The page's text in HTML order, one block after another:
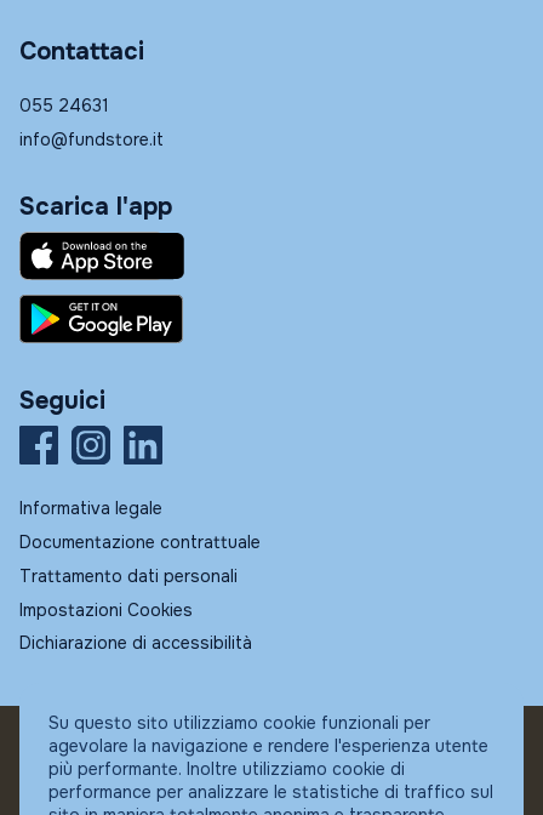
Contattaci
055 24631
info@fundstore.it
Scarica l'app
Seguici
Informativa legale
Documentazione contrattuale
Trattamento dati personali
Impostazioni Cookies
Dichiarazione di accessibilità
© Fundstore
Collocatore autorizzato:
Banca Ifigest SpA
Su questo sito utilizziamo cookie funzionali per
agevolare la navigazione e rendere l'esperienza utente
più performante. Inoltre utilizziamo cookie di
performance per analizzare le statistiche di traffico sul